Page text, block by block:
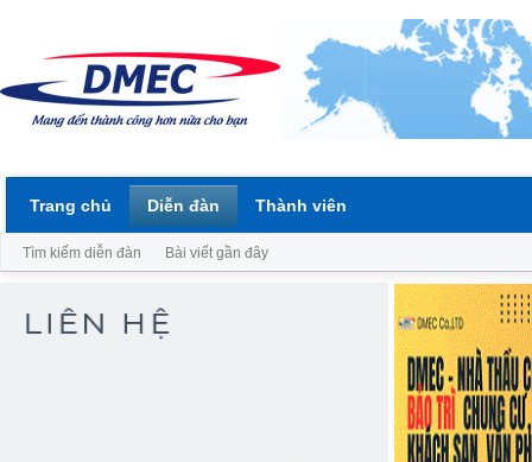
Trang chủ Diễn đàn
Tìm kiếm diễn đàn Bài viết gần đây
Thành viên